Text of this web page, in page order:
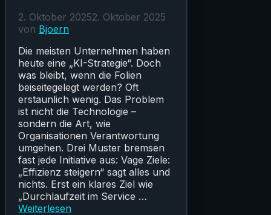
2. Oktober 20252. Oktober 2025
von Bjoern
Die meisten Unternehmen haben
heute eine „KI-Strategie“. Doch
was bleibt, wenn die Folien
beiseitegelegt werden? Oft
erstaunlich wenig. Das Problem
ist nicht die Technologie –
sondern die Art, wie
Organisationen Verantwortung
umgehen. Drei Muster bremsen
fast jede Initiative aus: Vage Ziele:
„Effizienz steigern“ sagt alles und
nichts. Erst ein klares Ziel wie
„Durchlaufzeit im Service …
Weiterlesen